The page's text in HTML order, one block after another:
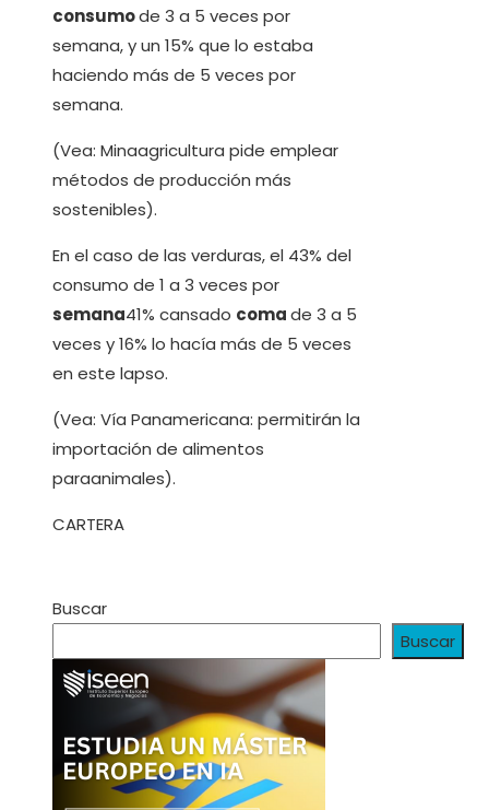
consumode 3 a 5 veces por
semana, y un 15% que lo estaba
haciendo más de 5 veces por
semana.
(Vea: Minaagricultura pide emplear
métodos de producción más
sostenibles).
En el caso de las verduras, el 43% del
consumo de 1 a 3 veces por
semana41% cansado comade 3 a 5
veces y 16% lo hacía más de 5 veces
en este lapso.
(Vea: Vía Panamericana: permitirán la
importación de alimentos
paraanimales).
CARTERA
Buscar
Buscar